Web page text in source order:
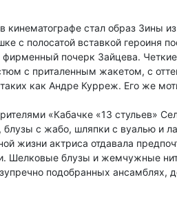
кинематографе стал образ Зины
с полосатой вставкой героиня
фирменный почерк Зайцева.
с приталенным жакетом, с
как Андре Курреж. Его же
«Кабачке «13 стульев»
блузы с жабо, шляпки с вуалью и
жизни актриса отдавала
Шелковые блузы и жемчужные
подобранных ансамблях,